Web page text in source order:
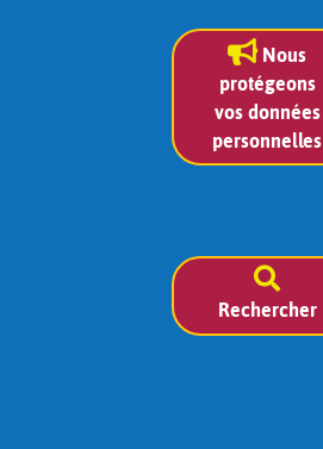
Nous
protégeons
vos données
personnelles
Rechercher